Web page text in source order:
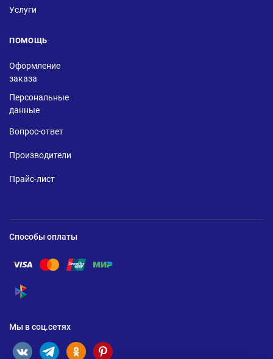
Услуги
ПОМОЩЬ
Оформление
заказа
Персональные
данные
Вопрос-ответ
Производители
Прайс-лист
Способы оплаты
Помощь по оплате Visa
Помощь по оплате Mastercard
Помощь по оплате UnionPay
Помощь по оплате Мир
Помощь по оплате СБП
Мы в соц.сетях